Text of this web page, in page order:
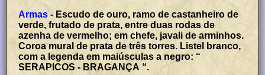
Armas - Escudo de ouro, ramo de castanheiro de
verde, frutado de prata, entre duas rodas de
azenha de vermelho; em chefe, javali de arminhos.
Coroa mural de prata de três torres. Listel branco,
com a legenda em maiúsculas a negro: “
SERAPICOS - BRAGANÇA “.